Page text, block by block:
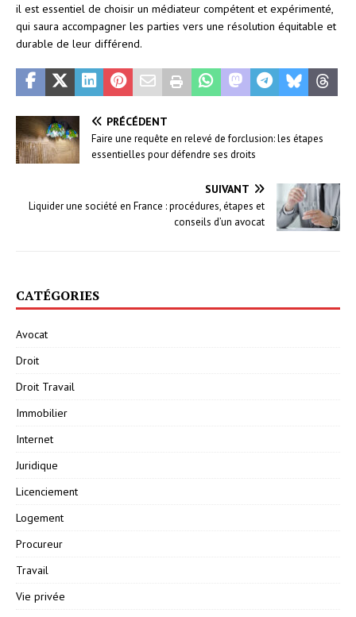
il est essentiel de choisir un médiateur compétent et expérimenté,
qui saura accompagner les parties vers une résolution équitable et
durable de leur différend.
PRÉCÉDENT
Faire une requête en relevé de forclusion: les étapes
essentielles pour défendre ses droits
SUIVANT
Liquider une société en France : procédures, étapes et
conseils d’un avocat
CATÉGORIES
Avocat
Droit
Droit Travail
Immobilier
Internet
Juridique
Licenciement
Logement
Procureur
Travail
Vie privée